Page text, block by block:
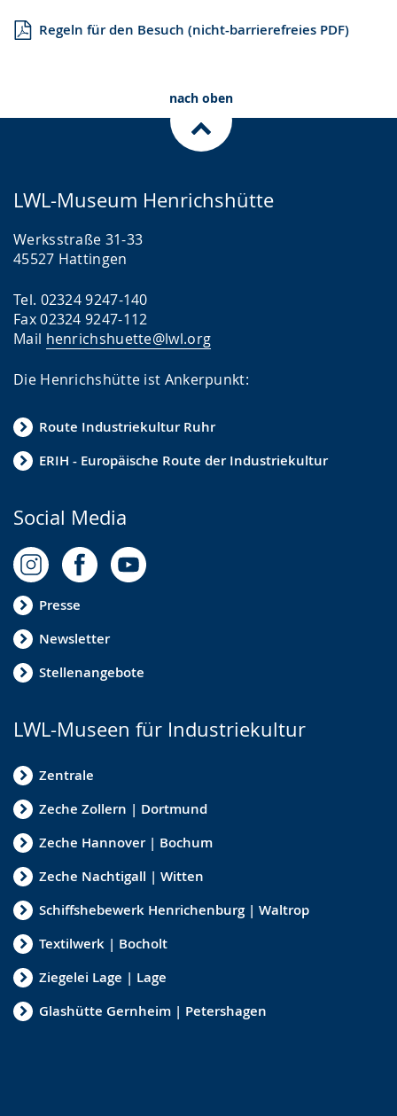
Regeln für den Besuch (nicht-barrierefreies PDF)
wechseln.
Deutscher
angezeigt.
nach oben
LWL-Museum Henrichshütte
Werksstraße 31-33
45527 Hattingen
Tel. 02324 9247-140
Fax 02324 9247-112
Mail henrichshuette@lwl.org
Die Henrichshütte ist Ankerpunkt:
Route Industriekultur Ruhr
ERIH - Europäische Route der Industriekultur
Social Media
Presse
Newsletter
Stellenangebote
LWL-Museen für Industriekultur
Zentrale
Zeche Zollern | Dortmund
Zeche Hannover | Bochum
Zeche Nachtigall | Witten
Schiffshebewerk Henrichenburg | Waltrop
Textilwerk | Bocholt
Ziegelei Lage | Lage
Glashütte Gernheim | Petershagen